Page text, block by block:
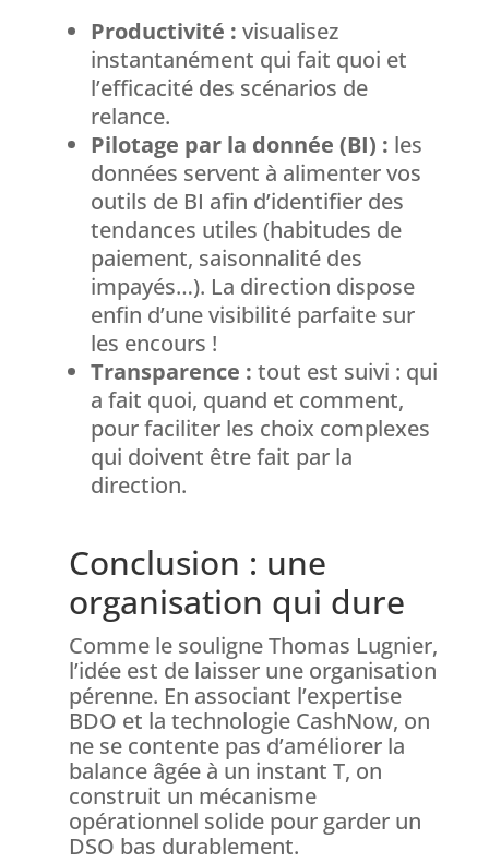
Productivité : visualisez
instantanément qui fait quoi et
l’efficacité des scénarios de
relance.
Pilotage par la donnée (BI) : les
données servent à alimenter vos
outils de BI afin d’identifier des
tendances utiles (habitudes de
paiement, saisonnalité des
impayés…). La direction dispose
enfin d’une visibilité parfaite sur
les encours !
Transparence : tout est suivi : qui
a fait quoi, quand et comment,
pour faciliter les choix complexes
qui doivent être fait par la
direction.
Conclusion : une
organisation qui dure
Comme le souligne Thomas Lugnier,
l’idée est de laisser une organisation
pérenne. En associant l’expertise
BDO et la technologie CashNow, on
ne se contente pas d’améliorer la
balance âgée à un instant T, on
construit un mécanisme
opérationnel solide pour garder un
DSO bas durablement.